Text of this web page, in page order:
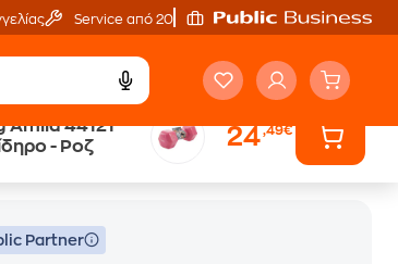
Service από 20'
Amila 44121
- Ροζ
24,49€
Partner